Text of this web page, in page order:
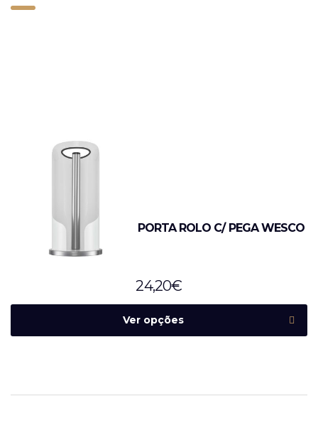
PORTA ROLO C/ PEGA WESCO
24,20€
Ver opções